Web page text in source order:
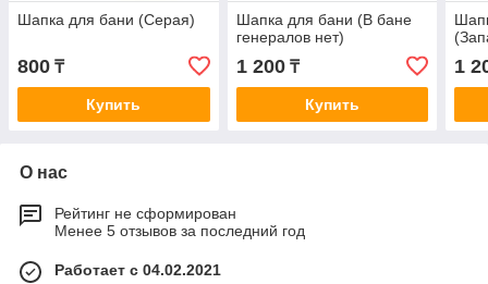
Шапка для бани (Серая)
800 ₸
Купить
Шапка для бани (В бане
генералов нет)
1 200₸
Купить
1
О нас
Рейтинг не сформирован
Менее 5 отзывов за последний год
Работает с 04.02.2021